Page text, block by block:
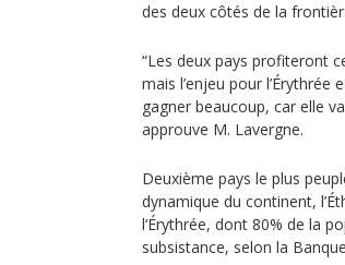
des deux côtés de la
“Les deux pays profiteront
mais l’enjeu pour l’Érythrée
gagner beaucoup, car elle
approuve M. Lavergne.
Deuxième pays le plus
dynamique du continent,
l‘Érythrée, dont 80% de la
subsistance, selon la